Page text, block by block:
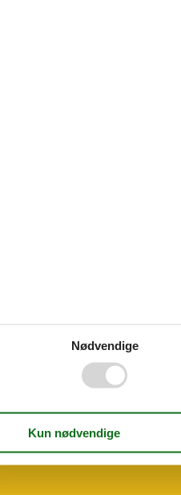
Byggeår
Etage 1. sal
Forbrugsomkostninger
Helårsisoleret
Opvarmning,
Parabol
Renoveret
Nødvendige